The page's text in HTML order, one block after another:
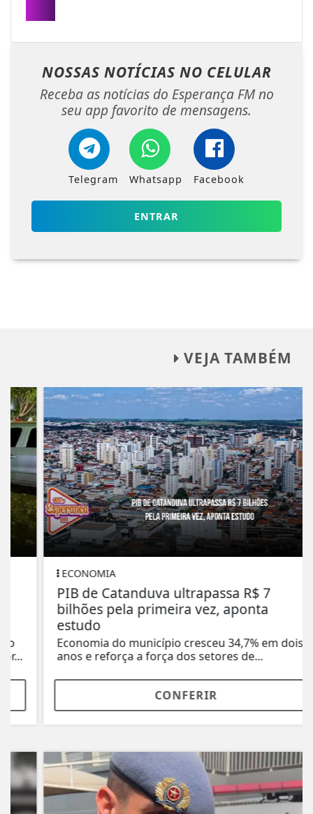
NOSSAS NOTÍCIAS NO CELULAR
Receba as notícias do Esperança FM no
seu app favorito de mensagens.
Telegram Whatsapp Facebook
ENTRAR
VEJA TAMBÉM
ECONOMIA
PIB de Catanduva ultrapassa R$ 7
bilhões pela primeira vez, aponta
estudo
Economia do município cresceu 34,7% em dois
anos e reforça a força dos setores de...
CONFERIR